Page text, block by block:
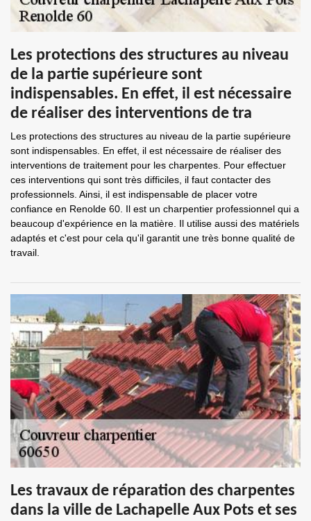
Les protections des structures au niveau
de la partie supérieure sont
indispensables. En effet, il est nécessaire
de réaliser des interventions de tra
Les protections des structures au niveau de la partie supérieure
sont indispensables. En effet, il est nécessaire de réaliser des
interventions de traitement pour les charpentes. Pour effectuer
ces interventions qui sont très difficiles, il faut contacter des
professionnels. Ainsi, il est indispensable de placer votre
confiance en Renolde 60. Il est un charpentier professionnel qui a
beaucoup d'expérience en la matière. Il utilise aussi des matériels
adaptés et c'est pour cela qu'il garantit une très bonne qualité de
travail.
Les travaux de réparation des charpentes
dans la ville de Lachapelle Aux Pots et ses